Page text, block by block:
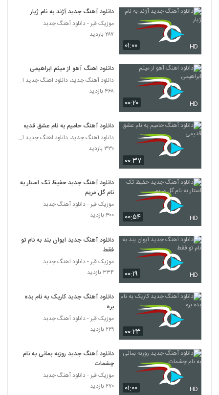
2195
2196
دانلود آهنگ دوست داشتنی از حامی هداوند
۹۴۷ بازدید
دانلود آهنگ از اینکه بدجوری از شاهین متولی
2198
آهنگ پل از علیرضا قربانی(سنتی)
آهنگ لحظه به لحظه از معین اسدپور(پاپ)
۳۲۷ بازدید
موزیک زیبای نوروز صبا از هادی حسن بیگی
2201
دانلود آهنگ کاش از حسام مقدم
۲۸۰ بازدید
2202
آهنگ مهدی فغانی بنام بعد تو
۳۲۴ بازدید
امیر درباری آهنگ دلبر
2204
۸۴۷ بازدید
دانلود آهنگ جدید و زیبای مجید جهانشاهی با
نام نبض
۰۱:۰۰ HD
دانلود آهنگ جدید آژند به نام ژیار
موزیک قیر - دانلود آهنگ جدبد
۲۸۷ بازدید
۰۰:۲۰ HD
دانلود اهنگ آهو از میثم ابراهیمی
دانلود آهنگ جدید، دانلود اهنگ جدید ایرانی
۴۶۸ بازدید
۰۰:۳۷
دانلود آهنگ حامیم به نام عشق قدیمی
دانلود آهنگ جدید، دانلود اهنگ جدید ایرانی
۳۳۰ بازدید
۰۰:۵۴ HD
دانلود آهنگ جدید حفیظ تک استار به
نام گل مریم
موزیک قیر - دانلود آهنگ جدبد
۳۰۰ بازدید
۰۰:۱۹ HD
دانلود آهنگ جدید ایوان بند به نام تو
فقط
موزیک قیر - دانلود آهنگ جدبد
۳۳۴ بازدید
۰۰:۲۳
دانلود آهنگ جدید کاریک به نام بده
بره
موزیک قیر - دانلود آهنگ جدبد
۲۲۹ بازدید
۰۱:۰۰ HD
دانلود آهنگ جدید روزبه بمانی به نام
چشمات
موزیک قیر - دانلود آهنگ جدبد
۲۷۰ بازدید